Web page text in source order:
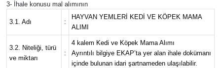
3- İhale konusu mal alımının
3.1. Adı :
HAYVAN YEMLERİ KEDİ VE KÖPEK MAMA
ALIMI
3.2. Niteliği, türü
ve miktarı
:
4 kalem Kedi ve Köpek Mama Alımı
Ayrıntılı bilgiye EKAP’ta yer alan ihale dokümanı
içinde bulunan idari şartnameden ulaşılabilir.